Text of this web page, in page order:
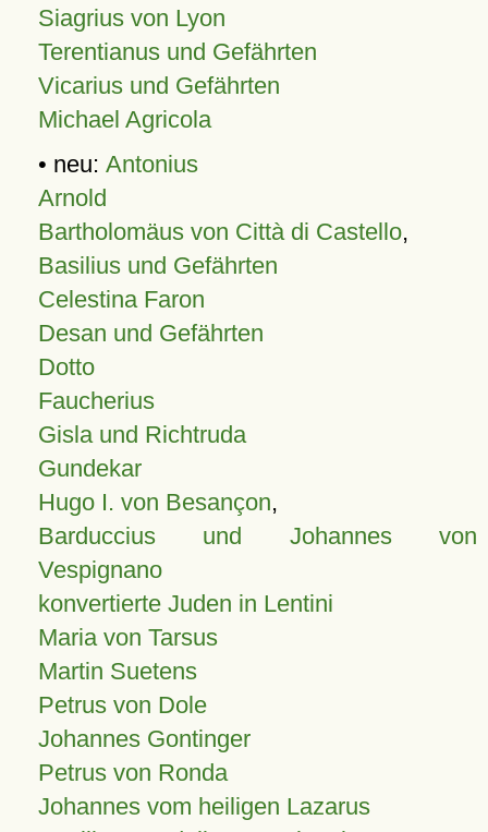
Siagrius von Lyon
Terentianus und Gefährten
Vicarius und Gefährten
Michael Agricola
• neu: Antonius
Arnold
Bartholomäus von Città di Castello,
Basilius und Gefährten
Celestina Faron
Desan und Gefährten
Dotto
Faucherius
Gisla und Richtruda
Gundekar
Hugo I. von Besançon,
Barduccius und Johannes von
Vespignano
konvertierte Juden in Lentini
Maria von Tarsus
Martin Suetens
Petrus von Dole
Johannes Gontinger
Petrus von Ronda
Johannes vom heiligen Lazarus